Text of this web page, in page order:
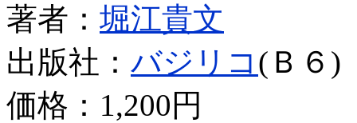
著者： 堀江貴文
出版社： バジリコ (Ｂ６)
価格： 1,200円